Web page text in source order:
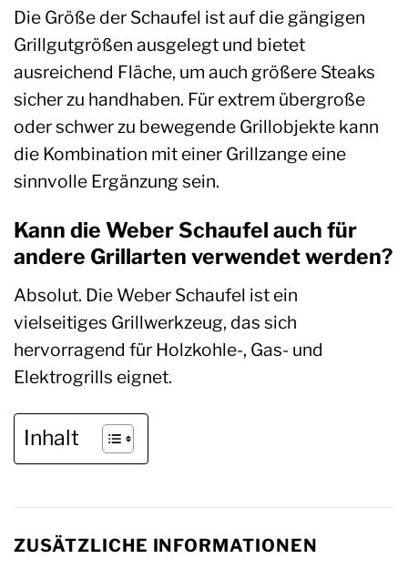
Die Größe der Schaufel ist auf die gängigen
Grillgutgrößen ausgelegt und bietet
ausreichend Fläche, um auch größere Steaks
sicher zu handhaben. Für extrem übergroße
oder schwer zu bewegende Grillobjekte kann
die Kombination mit einer Grillzange eine
sinnvolle Ergänzung sein.
Kann die Weber Schaufel auch für
andere Grillarten verwendet werden?
Absolut. Die Weber Schaufel ist ein
vielseitiges Grillwerkzeug, das sich
hervorragend für Holzkohle-, Gas- und
Elektrogrills eignet.
Inhalt
ZUSÄTZLICHE INFORMATIONEN